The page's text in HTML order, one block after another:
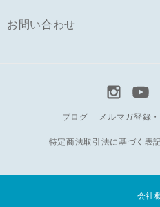
お問い合わせ
ブログ メルマガ登録
特定商法取引法に基づく表
会社